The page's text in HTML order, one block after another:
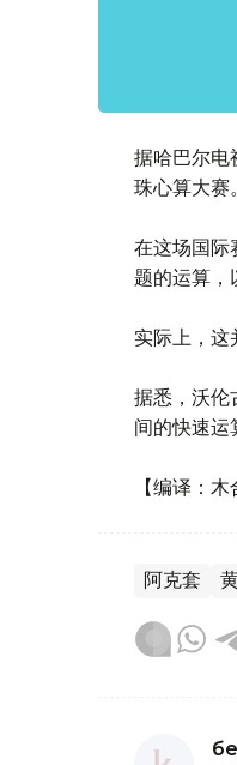
据哈巴尔电
珠心算大赛。
在这场国际
题的运算，
实际上，这
据悉，沃伦
间的快速运
【编译：
阿克套